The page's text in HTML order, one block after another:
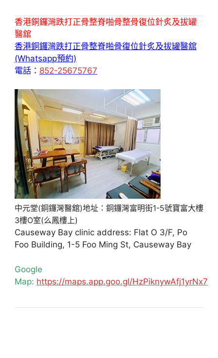
香港銅鑼灣跌打正骨整脊啪骨整骨復位針炙及拔罐
醫舘
香港銅鑼灣跌打正骨整脊啪骨復位針炙及拔罐醫舘
(Whatsapp預約)
電話： 852-25675767
中元堂(銅鑼灣醫舘)地址：銅鑼灣富明街1-5號寶富大樓
3樓O室(么鳳樓上)
Causeway Bay clinic address: Flat O 3/F, Po
Foo Building, 1-5 Foo Ming St, Causeway Bay
Google
Map: https://maps.app.goo.gl/HzPiknywAfj1yrNx7